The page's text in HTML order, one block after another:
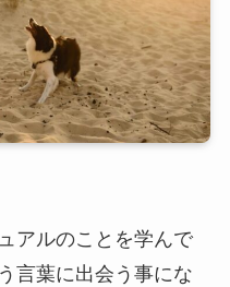
アルのことを学んで
言葉に出会う事にな